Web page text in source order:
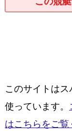
このサイトは
使っています。
はこちらをご覧